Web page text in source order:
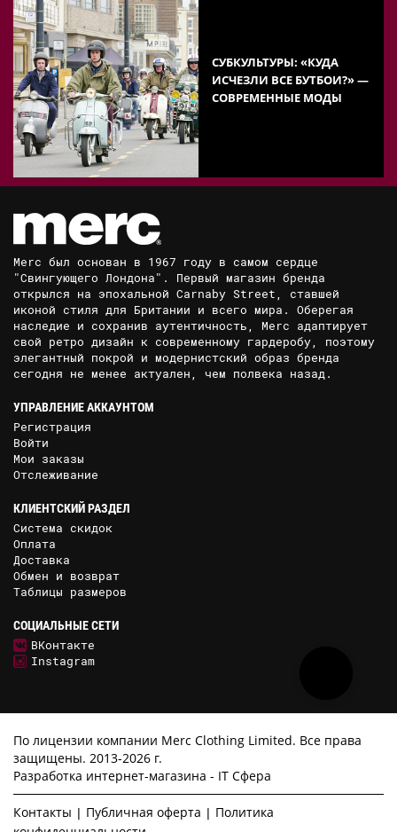
СУБКУЛЬТУРЫ: «КУДА
ИСЧЕЗЛИ ВСЕ БУТБОИ?» —
СОВРЕМЕННЫЕ МОДЫ
Merc был основан в 1967 году в самом сердце
"Свингующего Лондона". Первый магазин бренда
открылся на эпохальной Carnaby Street, ставшей
иконой стиля для Британии и всего мира. Оберегая
наследие и сохранив аутентичность, Merc адаптирует
свой ретро дизайн к современному гардеробу, поэтому
элегантный покрой и модернистский образ бренда
сегодня не менее актуален, чем полвека назад.
УПРАВЛЕНИЕ АККАУНТОМ
Регистрация
Войти
Мои заказы
Отслеживание
КЛИЕНТСКИЙ РАЗДЕЛ
Система скидок
Оплата
Доставка
Обмен и возврат
Таблицы размеров
СОЦИАЛЬНЫЕ СЕТИ
ВКонтакте
Instagram
По лицензии компании Merc Clothing Limited. Все права
защищены. 2013-2026 г.
Разработка интернет-магазина - IT Сфера
Контакты Публичная оферта
Политика